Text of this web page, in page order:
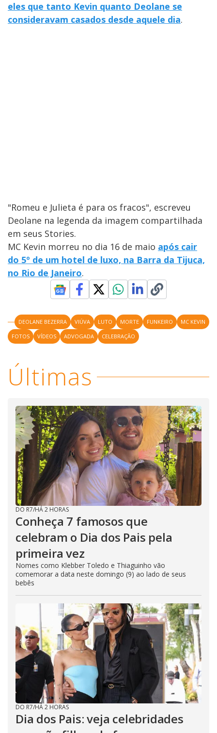
eles que tanto Kevin quanto Deolane se
consideravam casados desde aquele dia.
"Romeu e Julieta é para os fracos", escreveu
Deolane na legenda da imagem compartilhada
em seus Stories.
MC Kevin morreu no dia 16 de maio após cair
do 5º de um hotel de luxo, na Barra da Tijuca,
no Rio de Janeiro.
DEOLANE BEZERRA VIÚVA LUTO MORTE FUNKEIRO
MC KEVIN
FOTOS
VÍDEOS ADVOGADA CELEBRAÇÃO
Últimas
DO R7/HÁ 2 HORAS
Conheça 7 famosos que
celebram o Dia dos Pais pela
primeira vez
Nomes como Klebber Toledo e Thiaguinho vão
comemorar a data neste domingo (9) ao lado de seus
bebês
DO R7/HÁ 2 HORAS
Dia dos Pais: veja celebridades